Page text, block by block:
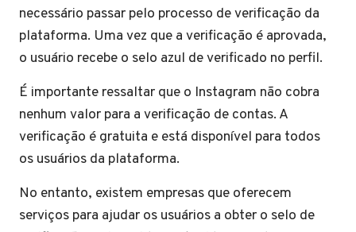
necessário passar pelo processo de verificação da
plataforma. Uma vez que a verificação é aprovada,
o usuário recebe o selo azul de verificado no perfil.
É importante ressaltar que o Instagram não cobra
nenhum valor para a verificação de contas. A
verificação é gratuita e está disponível para todos
os usuários da plataforma.
No entanto, existem empresas que oferecem
serviços para ajudar os usuários a obter o selo de